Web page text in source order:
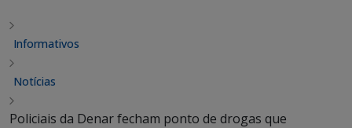
Informativos
Notícias
Policiais da Denar fecham ponto de drogas que